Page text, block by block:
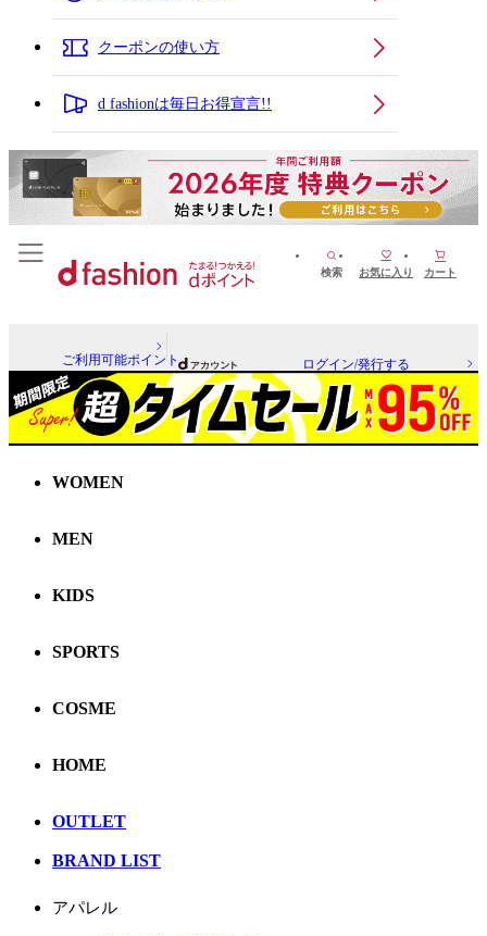
クーポンの使い方
d fashionは毎日お得宣言!!
検索 お気に入り カート
ご利用可能ポイント ログイン/発行する
WOMEN
MEN
KIDS
SPORTS
COSME
HOME
OUTLET
BRAND LIST
アパレル